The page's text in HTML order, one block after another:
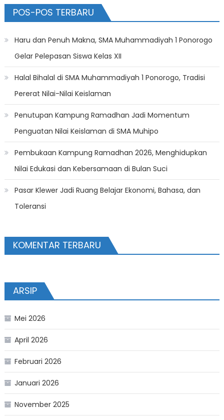
POS-POS TERBARU
Haru dan Penuh Makna, SMA Muhammadiyah 1 Ponorogo
Gelar Pelepasan Siswa Kelas XII
Halal Bihalal di SMA Muhammadiyah 1 Ponorogo, Tradisi
Pererat Nilai-Nilai Keislaman
Penutupan Kampung Ramadhan Jadi Momentum
Penguatan Nilai Keislaman di SMA Muhipo
Pembukaan Kampung Ramadhan 2026, Menghidupkan
Nilai Edukasi dan Kebersamaan di Bulan Suci
Pasar Klewer Jadi Ruang Belajar Ekonomi, Bahasa, dan
Toleransi
KOMENTAR TERBARU
ARSIP
Mei 2026
April 2026
Februari 2026
Januari 2026
November 2025